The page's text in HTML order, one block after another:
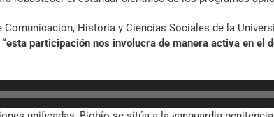
Comunicación, Historia y Ciencias Sociales de la
“esta participación nos involucra de manera activa en el